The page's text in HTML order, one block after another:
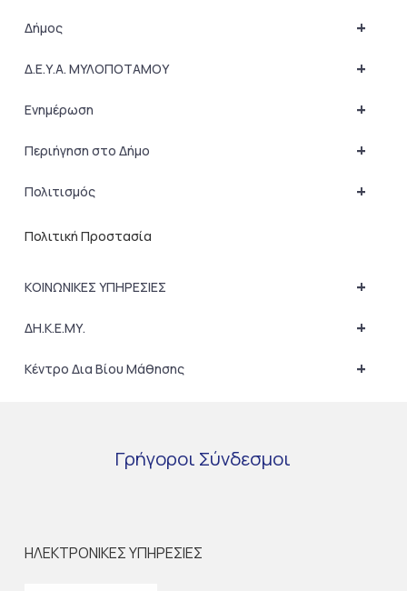
+
Δήμος
+
Δ.Ε.Υ.Α. ΜΥΛΟΠΟΤΑΜΟΥ
+
Ενημέρωση
+
Περιήγηση στο Δήμο
+
Πολιτισμός
Πολιτική Προστασία
+
ΚΟΙΝΩΝΙΚΕΣ ΥΠΗΡΕΣΙΕΣ
+
ΔΗ.Κ.Ε.ΜΥ.
+
Κέντρο Δια Βίου Μάθησης
Γρήγοροι Σύνδεσμοι
ΗΛΕΚΤΡΟΝΙΚΕΣ ΥΠΗΡΕΣΙΕΣ